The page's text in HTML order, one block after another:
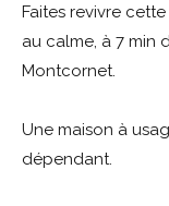
Faites revivre
au calme, à 7 min
Montcornet.
Une maison à
dépendant.